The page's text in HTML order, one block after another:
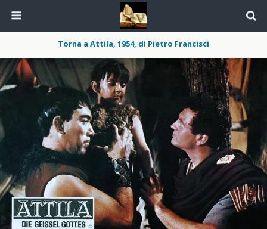
Torna a Attila, 1954, di Pietro Francisci